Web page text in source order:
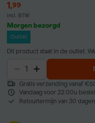
1,99
incl. BTW
Morgen bezorgd
Outlet
Dit product staat in de outlet.
Gratis verzending vanaf
Vandaag voor 22:00u
Retourtermijn van 30 dagen